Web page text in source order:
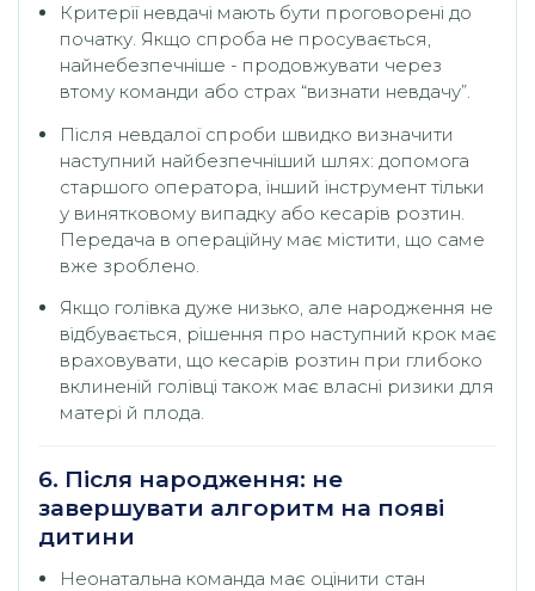
Критерії невдачі мають бути проговорені до
початку. Якщо спроба не просувається,
найнебезпечніше - продовжувати через
втому команди або страх “визнати невдачу”.
Після невдалої спроби швидко визначити
наступний найбезпечніший шлях: допомога
старшого оператора, інший інструмент тільки
у винятковому випадку або кесарів розтин.
Передача в операційну має містити, що саме
вже зроблено.
Якщо голівка дуже низько, але народження не
відбувається, рішення про наступний крок має
враховувати, що кесарів розтин при глибоко
вклиненій голівці також має власні ризики для
матері й плода.
6. Після народження: не
завершувати алгоритм на появі
дитини
Неонатальна команда має оцінити стан